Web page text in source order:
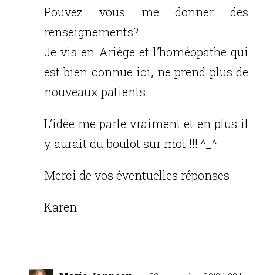
Pouvez vous me donner des
renseignements?
Je vis en Ariège et l’homéopathe qui
est bien connue ici, ne prend plus de
nouveaux patients.
L’idée me parle vraiment et en plus il
y aurait du boulot sur moi !!! ^_^
Merci de vos éventuelles réponses.
Karen